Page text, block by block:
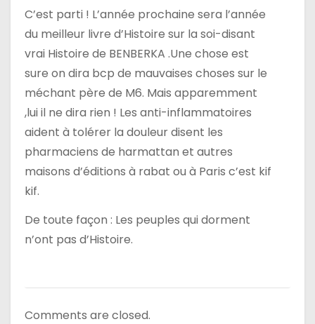
C’est parti ! L’année prochaine sera l’année
du meilleur livre d’Histoire sur la soi-disant
vrai Histoire de BENBERKA .Une chose est
sure on dira bcp de mauvaises choses sur le
méchant père de M6. Mais apparemment
,lui il ne dira rien ! Les anti-inflammatoires
aident à tolérer la douleur disent les
pharmaciens de harmattan et autres
maisons d’éditions à rabat ou à Paris c’est kif
kif.
De toute façon : Les peuples qui dorment
n’ont pas d’Histoire.
Comments are closed.